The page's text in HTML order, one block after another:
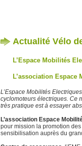
Actualité Vélo
L’Espace Mobilités
L’association
L’Espace Mobilités
cyclomoteurs électriques. Ce
très pratique est à essayer
L’association Espace
pour mission la promotion
sensibilisation auprès du